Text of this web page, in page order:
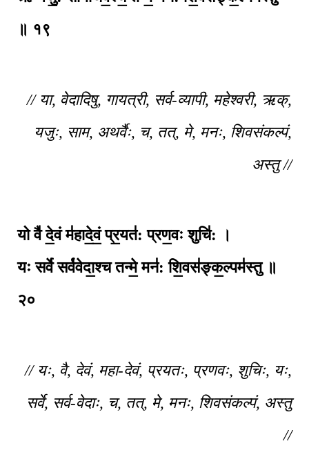
॥ १९
// या, वेदादिषु, गायत्री, सर्व-व्यापी, महेश्वरी, ऋक्,
यजुः, साम, अथर्वैः, च, तत्, मे, मनः, शिवसंकल्पं,
अस्तु //
यो वै॑ दे॒वं म॑हादे॒वं॒ प्र॒यत॑: प्रण॒वः शुचि॑: ।
यः सर्वे॑ सर्व॑वेदा॒श्च तन्मे॒ मन॑: शि॒वस॑ङ्क॒ल्पम॑स्तु ॥
२०
// यः, वै, देवं, महा-देवं, प्रयतः, प्रणवः, शुचिः, यः,
सर्वे, सर्व-वेदाः, च, तत्, मे, मनः, शिवसंकल्पं, अस्तु
//